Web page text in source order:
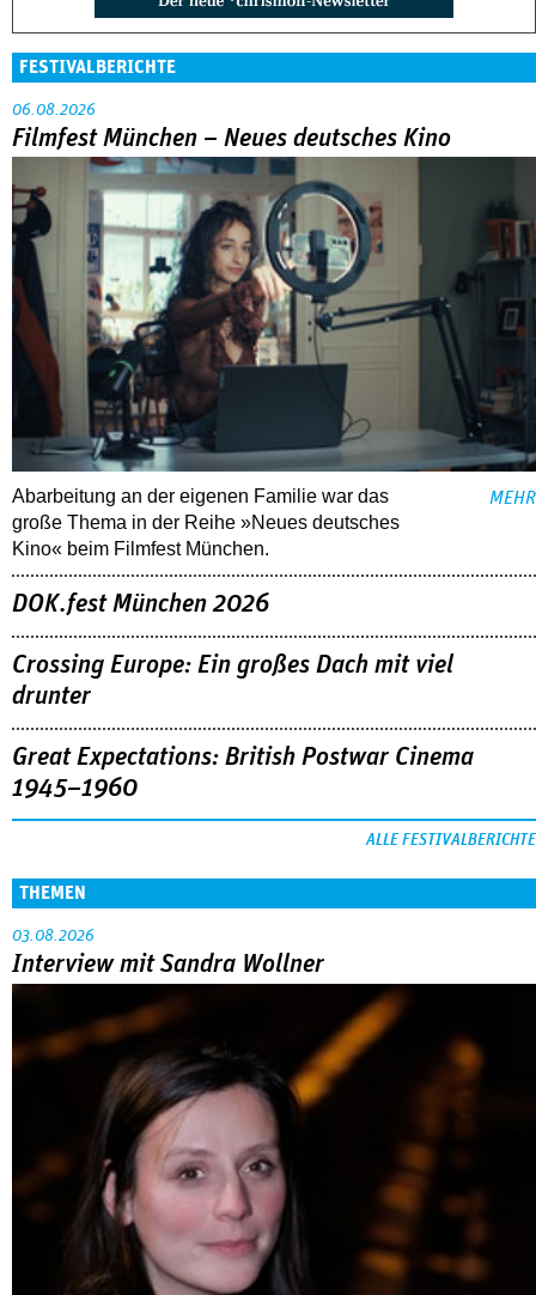
FESTIVALBERICHTE
06.08.2026
Filmfest München – Neues deutsches Kino
Abarbeitung an der eigenen Familie war das
große Thema in der Reihe »Neues deutsches
Kino« beim Filmfest München.
MEHR
DOK.fest München 2026
Crossing Europe: Ein großes Dach mit viel
drunter
Great Expectations: British Postwar Cinema
1945–1960
ALLE FESTIVALBERICHTE
THEMEN
03.08.2026
Interview mit Sandra Wollner